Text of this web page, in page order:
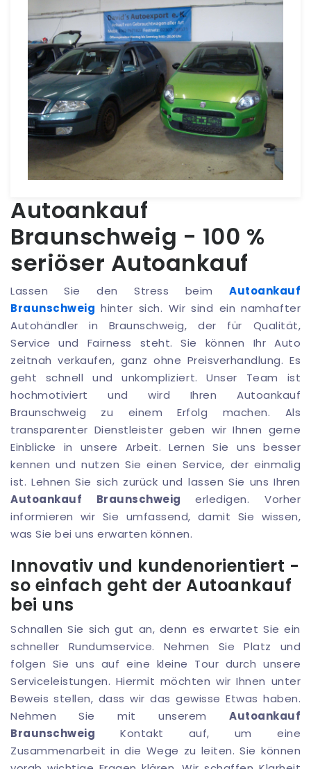
Autoankauf
Braunschweig - 100 %
seriöser Autoankauf
Lassen Sie den Stress beim Autoankauf
Braunschweig hinter sich. Wir sind ein namhafter
Autohändler in Braunschweig, der für Qualität,
Service und Fairness steht. Sie können Ihr Auto
zeitnah verkaufen, ganz ohne Preisverhandlung. Es
geht schnell und unkompliziert. Unser Team ist
hochmotiviert und wird Ihren Autoankauf
Braunschweig zu einem Erfolg machen. Als
transparenter Dienstleister geben wir Ihnen gerne
Einblicke in unsere Arbeit. Lernen Sie uns besser
kennen und nutzen Sie einen Service, der einmalig
ist. Lehnen Sie sich zurück und lassen Sie uns Ihren
Autoankauf Braunschweigerledigen. Vorher
informieren wir Sie umfassend, damit Sie wissen,
was Sie bei uns erwarten können.
Innovativ und kundenorientiert -
so einfach geht der Autoankauf
bei uns
Schnallen Sie sich gut an, denn es erwartet Sie ein
schneller Rundumservice. Nehmen Sie Platz und
folgen Sie uns auf eine kleine Tour durch unsere
Serviceleistungen. Hiermit möchten wir Ihnen unter
Beweis stellen, dass wir das gewisse Etwas haben.
Nehmen Sie mit unserem Autoankauf
Braunschweig Kontakt auf, um eine
Zusammenarbeit in die Wege zu leiten. Sie können